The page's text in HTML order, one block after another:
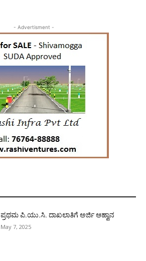
- Advertisment -
ಪ್ರಥಮ ಪಿ.ಯು.ಸಿ. ದಾಖಲಾತಿಗೆ ಅರ್ಜಿ ಆಹ್ವಾನ
May 7, 2025